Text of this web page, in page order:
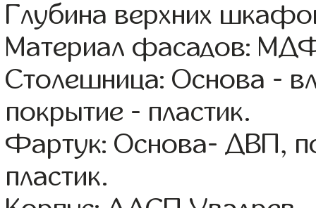
Глубина верхних
Материал фасадов:
Столешница: Основа -
покрытие - пластик.
Фартук: Основа- ДВП,
пластик.